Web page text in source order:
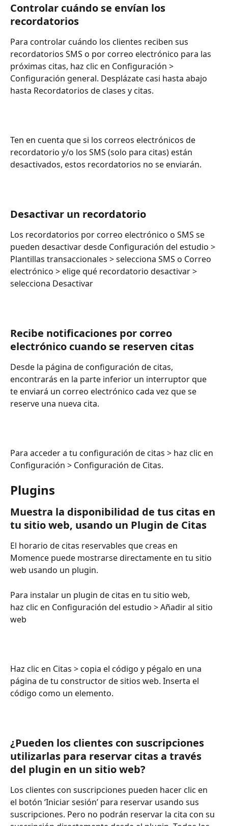
Controlar cuándo se envían los
recordatorios
Para controlar cuándo los clientes reciben sus
recordatorios SMS o por correo electrónico para las
próximas citas, haz clic en Configuración >
Configuración general. Desplázate casi hasta abajo
hasta Recordatorios de clases y citas.
Ten en cuenta que si los correos electrónicos de
recordatorio y/o los SMS (solo para citas) están
desactivados, estos recordatorios no se enviarán.
Desactivar un recordatorio
Los recordatorios por correo electrónico o SMS se
pueden desactivar desde Configuración del estudio >
Plantillas transaccionales > selecciona SMS o Correo
electrónico > elige qué recordatorio desactivar >
selecciona Desactivar
Recibe notificaciones por correo
electrónico cuando se reserven citas
Desde la página de configuración de citas,
encontrarás en la parte inferior un interruptor que
te enviará un correo electrónico cada vez que se
reserve una nueva cita.
Para acceder a tu configuración de citas > haz clic en
Configuración > Configuración de Citas.
Plugins
Muestra la disponibilidad de tus citas en
tu sitio web, usando un Plugin de Citas
El horario de citas reservables que creas en
Momence puede mostrarse directamente en tu sitio
web usando un plugin.
Para instalar un plugin de citas en tu sitio web,
haz clic en Configuración del estudio > Añadir al sitio
web
Haz clic en Citas > copia el código y pégalo en una
página de tu constructor de sitios web. Inserta el
código como un elemento.
¿Pueden los clientes con suscripciones
utilizarlas para reservar citas a través
del plugin en un sitio web?
Los clientes con suscripciones pueden hacer clic en
el botón ‘Iniciar sesión’ para reservar usando sus
suscripciones. Pero no podrán reservar la cita con su